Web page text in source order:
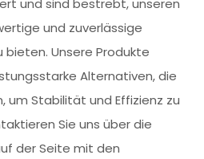
und sind bestrebt, unseren
und zuverlässige
bieten. Unsere Produkte
Alternativen, die
Stabilität und Effizienz zu
Sie uns über die
der Seite mit den